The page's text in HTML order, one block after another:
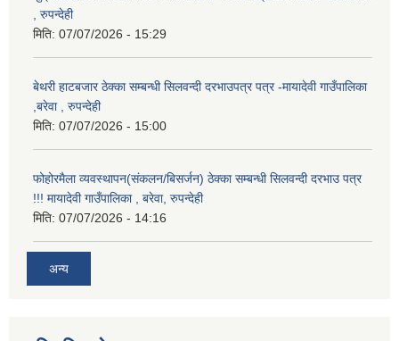
, रुपन्देही
मिति: 07/07/2026 - 15:29
बेथरी हाटबजार ठेक्का सम्बन्धी सिलवन्दी दरभाउपत्र पत्र -मायादेवी गाउँपालिका
,बरेवा , रुपन्देही
मिति: 07/07/2026 - 15:00
फोहोरमैला व्यवस्थापन(संकलन/बिसर्जन) ठेक्का सम्बन्धी सिलवन्दी दरभाउ पत्र
!!! मायादेवी गाउँपालिका , बरेवा, रुपन्देही
मिति: 07/07/2026 - 14:16
अन्य